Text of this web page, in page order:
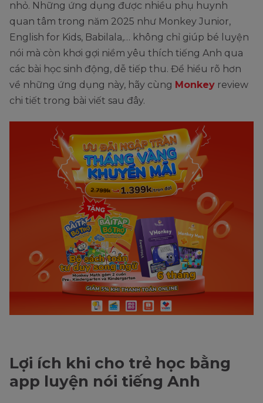
nhỏ. Những ứng dụng được nhiều phụ huynh
quan tâm trong năm 2025 như Monkey Junior,
English for Kids, Babilala,… không chỉ giúp bé luyện
nói mà còn khơi gợi niềm yêu thích tiếng Anh qua
các bài học sinh động, dễ tiếp thu. Để hiểu rõ hơn
về những ứng dụng này, hãy cùng Monkey review
chi tiết trong bài viết sau đây.
Lợi ích khi cho trẻ học bằng
app luyện nói tiếng Anh